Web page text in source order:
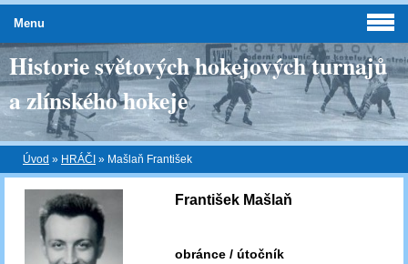
Historie světových hokejových turnajů
a zlínského hokeje
Úvod » HRÁČI » Mašlaň František
František Mašlaň
obránce / útočník
Menu